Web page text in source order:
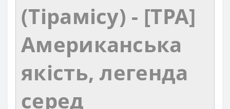
(Тірамісу) - [TPA]
Американська
якість, легенда
серед